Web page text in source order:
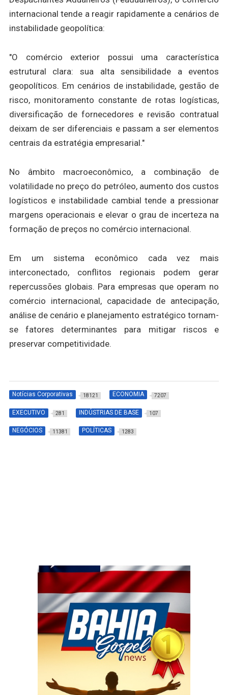
internacional tende a reagir rapidamente a cenários de
instabilidade geopolítica:
"O comércio exterior possui uma característica
estrutural clara: sua alta sensibilidade a eventos
geopolíticos. Em cenários de instabilidade, gestão de
risco, monitoramento constante de rotas logísticas,
diversificação de fornecedores e revisão contratual
deixam de ser diferenciais e passam a ser elementos
centrais da estratégia empresarial."
No âmbito macroeconômico, a combinação de
volatilidade no preço do petróleo, aumento dos custos
logísticos e instabilidade cambial tende a pressionar
margens operacionais e elevar o grau de incerteza na
formação de preços no comércio internacional.
Em um sistema econômico cada vez mais
interconectado, conflitos regionais podem gerar
repercussões globais. Para empresas que operam no
comércio internacional, capacidade de antecipação,
análise de cenário e planejamento estratégico tornam-
se fatores determinantes para mitigar riscos e
preservar competitividade.
Notícias Corporativas 18121 ECONOMIA 7207
EXECUTIVO 281 INDÚSTRIAS DE BASE 107
NEGÓCIOS 11381 POLÍTICAS 1283